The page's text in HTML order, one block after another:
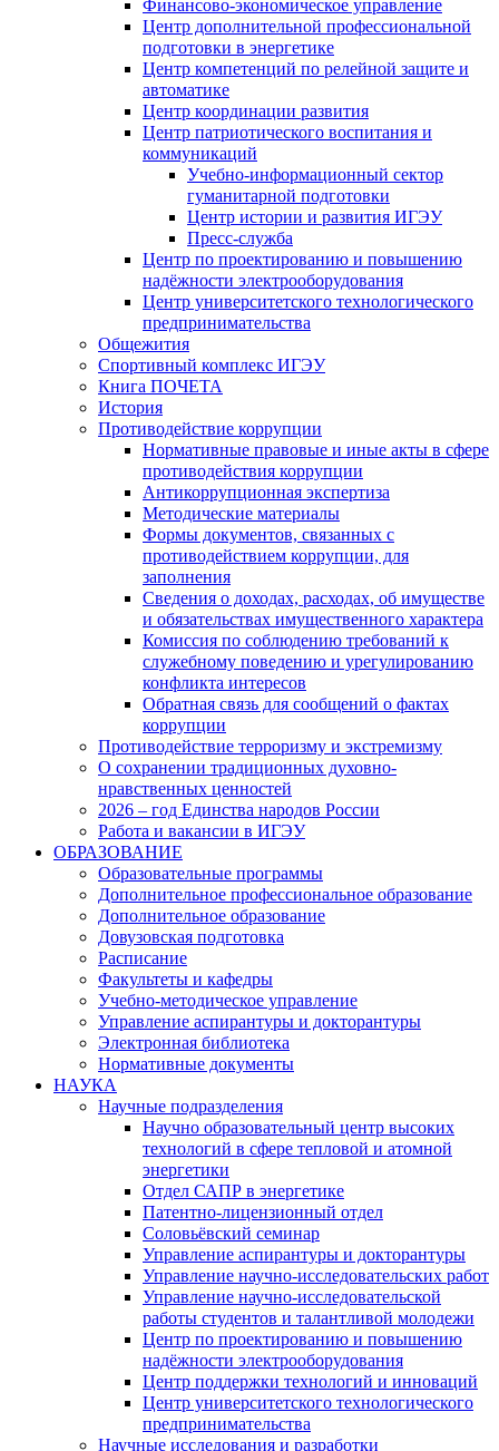
Финансово-экономическое управление
Центр дополнительной профессиональной
подготовки в энергетике
Центр компетенций по релейной защите и
автоматике
Центр координации развития
Центр патриотического воспитания и
коммуникаций
Учебно-информационный сектор
гуманитарной подготовки
Центр истории и развития ИГЭУ
Пресс-служба
Центр по проектированию и повышению
надёжности электрооборудования
Центр университетского технологического
предпринимательства
Общежития
Спортивный комплекс ИГЭУ
Книга ПОЧЕТА
История
Противодействие коррупции
Нормативные правовые и иные акты в сфере
противодействия коррупции
Антикоррупционная экспертиза
Методические материалы
Формы документов, связанных с
противодействием коррупции, для
заполнения
Сведения о доходах, расходах, об имуществе
и обязательствах имущественного характера
Комиссия по соблюдению требований к
служебному поведению и урегулированию
конфликта интересов
Обратная связь для сообщений о фактах
коррупции
Противодействие терроризму и экстремизму
О сохранении традиционных духовно-
нравственных ценностей
2026 – год Единства народов России
Работа и вакансии в ИГЭУ
ОБРАЗОВАНИЕ
Образовательные программы
Дополнительное профессиональное образование
Дополнительное образование
Довузовская подготовка
Расписание
Факультеты и кафедры
Учебно-методическое управление
Управление аспирантуры и докторантуры
Электронная библиотека
Нормативные документы
НАУКА
Научные подразделения
Научно образовательный центр высоких
технологий в сфере тепловой и атомной
энергетики
Отдел САПР в энергетике
Патентно-лицензионный отдел
Соловьёвский семинар
Управление аспирантуры и докторантуры
Управление научно-исследовательских работ
Управление научно-исследовательской
работы студентов и талантливой молодежи
Центр по проектированию и повышению
надёжности электрооборудования
Центр поддержки технологий и инноваций
Центр университетского технологического
предпринимательства
Научные исследования и разработки